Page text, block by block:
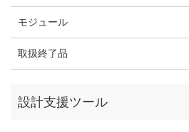
モジュール
取扱終了品
設計支援ツール